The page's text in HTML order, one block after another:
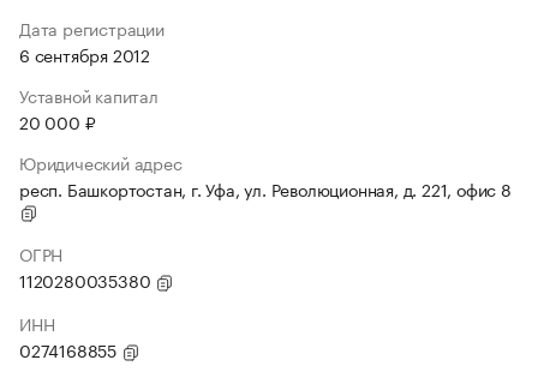
Дата регистрации
6 сентября 2012
Уставной капитал
20 000 ₽
Юридический адрес
респ. Башкортостан, г. Уфа, ул. Революционная, д. 221, офис 8
ОГРН
1120280035380
ИНН
0274168855